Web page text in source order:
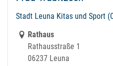
Stadt Leuna Kitas und Sport
Link zur Google-Maps
Rathaus
Rathausstraße 1
06237 Leuna